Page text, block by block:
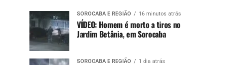
SOROCABA E REGIÃO 16 minutos atrás
VÍDEO: Homem é morto a tiros no
Jardim Betânia, em Sorocaba
SOROCABA E REGIÃO 1 dia atrás